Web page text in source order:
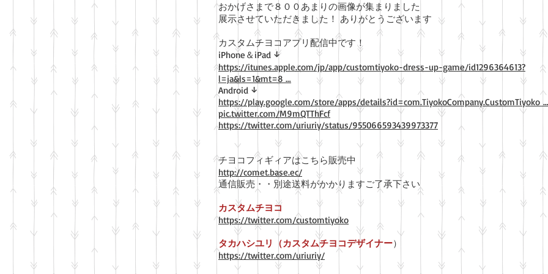
おかげさまで８００あまりの画像が集まりました
展示させていただきました！ ありがとうございます
カスタムチヨコアプリ配信中です！
iPhone＆iPad ↓
https://itunes.apple.com/jp/app/customtiyoko-dress-up-game/id1296364613?
l=ja&ls=1&mt=8 …
Android ↓
https://play.google.com/store/apps/details?id=com.TiyokoCompany.CustomTiyoko …
pic.twitter.com/M9mQTThFcf
https://twitter.com/uriuriy/status/955066593439973377
チヨコフィギィアはこちら販売中
http://comet.base.ec/
通信販売・・別途送料がかかりますご了承下さい
カスタムチヨコ
https://twitter.com/customtiyoko
タカハシユリ（カスタムチヨコデザイナー）
https://twitter.com/uriuriy/